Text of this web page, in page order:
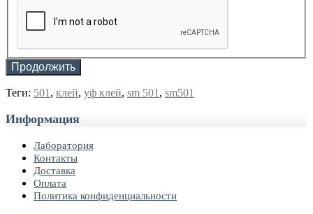
Продолжить
Теги: 501 , клей, уф клей, sm 501 , sm501
Информация
Лаборатория
Контакты
Доставка
Оплата
Политика конфиденциальности